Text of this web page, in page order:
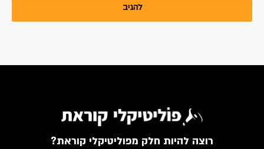
רוצה להיות חלק מפוליטיקלי קוראת?